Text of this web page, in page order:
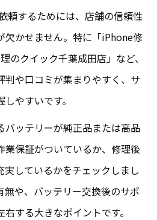
頼するためには、店舗の信頼性
欠かせません。特に「iPhone修
のクイック千葉成田店」など、
判や口コミが集まりやすく、サ
やすいです。
バッテリーが純正品または高品
業保証がついているか、修理後
実しているかをチェックしまし
無や、バッテリー交換後のサポ
する大きなポイントです。